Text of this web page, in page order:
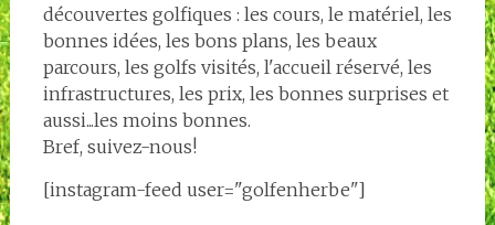
découvertes golfiques : les cours, le matériel, les
bonnes idées, les bons plans, les beaux
parcours, les golfs visités, l'accueil réservé, les
infrastructures, les prix, les bonnes surprises et
aussi...les moins bonnes.
Bref, suivez-nous!
[instagram-feed user="golfenherbe"]